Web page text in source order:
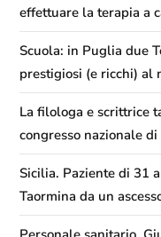
effettuare la terapia a
Scuola: in Puglia due
prestigiosi (e ricchi) al
La filologa e scrittrice
congresso nazionale
Sicilia. Paziente di 31
Taormina da un